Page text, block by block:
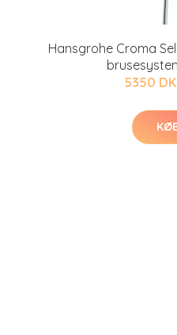
Hansgrohe Croma
5350